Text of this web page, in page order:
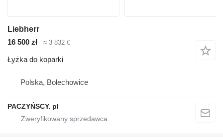
Liebherr
16 500 zł
≈ 3 832 €
Łyżka do koparki
Polska, Bolechowice
PACZYŃSCY. pl